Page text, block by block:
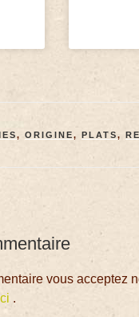
, ORIGINE, PLATS,
vous acceptez
.